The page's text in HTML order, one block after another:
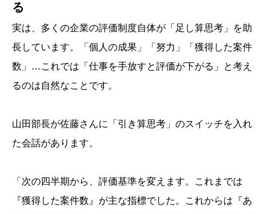
る
実は、多くの企業の評価制度自体が「足し算思考」を助
長しています。「個人の成果」「努力」「獲得した案件
数」…これでは「仕事を手放すと評価が下がる」と考え
るのは自然なことです。
山田部長が佐藤さんに「引き算思考」のスイッチを入れ
た会話があります。
「次の四半期から、評価基準を変えます。これまでは
『獲得した案件数』が主な指標でした。これからは『あ